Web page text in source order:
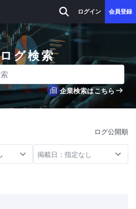
ログイン 会員登録
ログ検索
企業検索はこちら
ログ公開順
掲載日：指定なし